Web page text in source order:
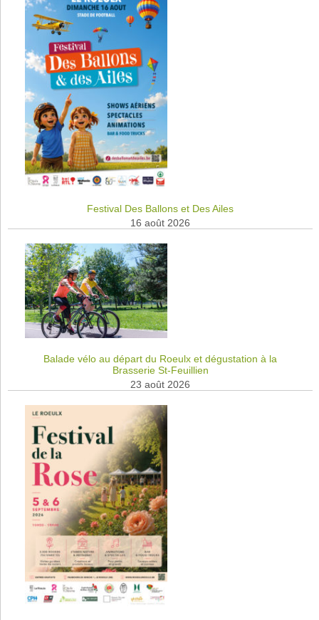
Festival Des Ballons et Des Ailes
16 août 2026
Balade vélo au départ du Roeulx et dégustation à la
Brasserie St-Feuillien
23 août 2026